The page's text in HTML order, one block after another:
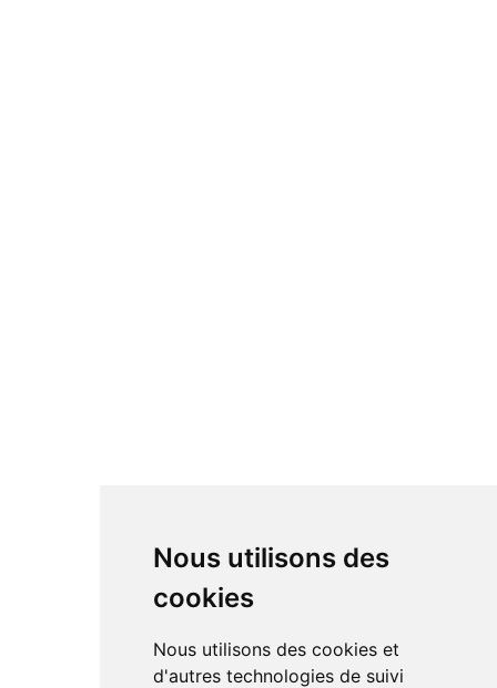
Nous utilisons des
cookies
Nous utilisons des cookies et
d'autres technologies de suivi